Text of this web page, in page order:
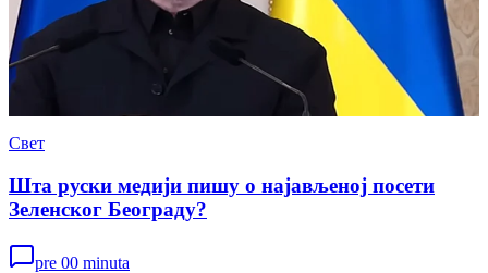
Свет
Шта руски медији пишу о најављеној посети
Зеленског Београду?
pre 00 minuta